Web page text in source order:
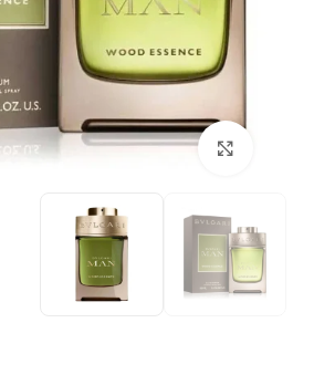
بزرگنمایی تصویر